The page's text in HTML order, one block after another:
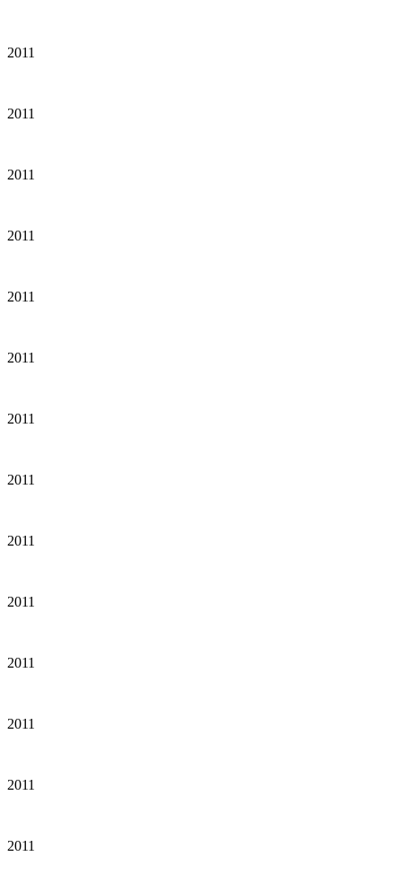
2011
2011
2011
2011
2011
2011
2011
2011
2011
2011
2011
2011
2011
2011